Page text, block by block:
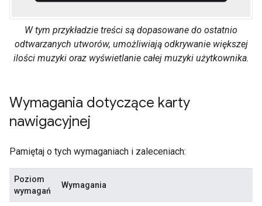
W tym przykładzie treści są dopasowane do ostatnio
odtwarzanych utworów, umożliwiają odkrywanie większej
ilości muzyki oraz wyświetlanie całej muzyki użytkownika.
Wymagania dotyczące karty
nawigacyjnej
Pamiętaj o tych wymaganiach i zaleceniach:
Poziom
wymagań
Wymagania